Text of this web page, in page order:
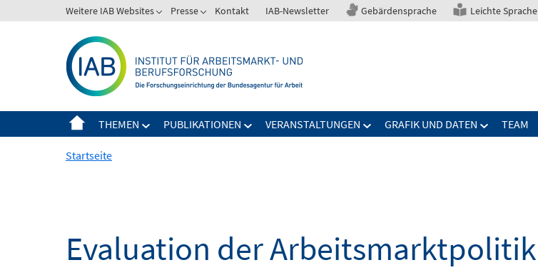
zum
Weitere IAB Websites Presse Kontakt IAB-Newsletter Gebärdensprache Leichte Sprache
THEMEN PUBLIKATIONEN VERANSTALTUNGEN GRAFIK UND DATEN TEAM
Startseite
Evaluation der Arbeitsmarktpolitik